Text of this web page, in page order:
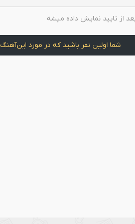
از تایید نمایش داده میشه
شما اولین نفر باشید که در مورد اینآهنگ